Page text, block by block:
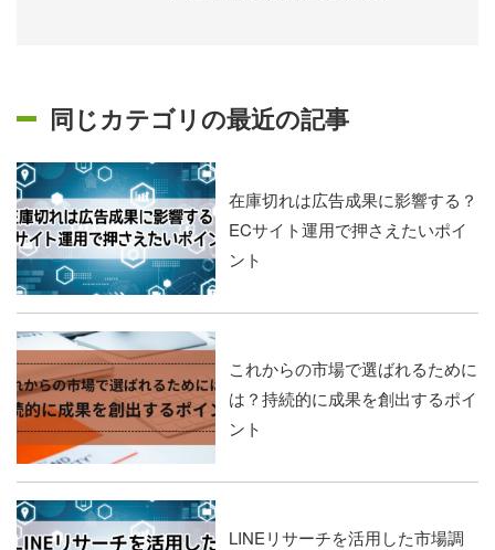
同じカテゴリの最近の記事
在庫切れは広告成果に影響する？
ECサイト運用で押さえたいポイ
ント
これからの市場で選ばれるために
は？持続的に成果を創出するポイ
ント
LINEリサーチを活用した市場調